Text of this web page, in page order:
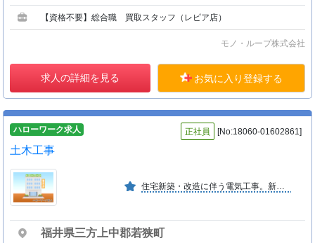
【資格不要】総合職 買取スタッフ（レピア店）
モノ・ループ株式会社
求人の詳細を見る お気に入り登録する
ハローワーク求人 正社員 [No:18060-01602861]
土木工事
住宅新築・改造に伴う電気工事。新エネルギ−分野は太陽光発電工事。管工事は住宅新設・改造に伴う給排水設備。公道への配水管等の埋設・修繕で、重機等を使用する事も数多くです。 （う−２）
福井県三方上中郡若狭町